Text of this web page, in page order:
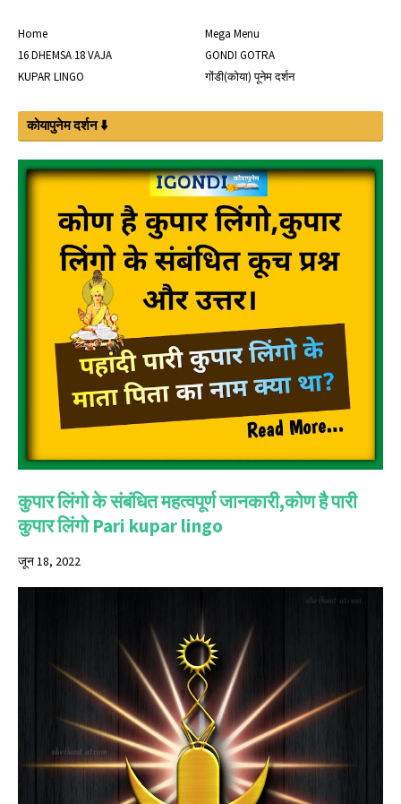
Home
Mega Menu
16 DHEMSA 18 VAJA
GONDI GOTRA
KUPAR LINGO
गोंडी(कोया) पूनेम दर्शन
कोयापुनेम दर्शन ⬇️
कुपार लिंगो के संबंधित महत्वपूर्ण जानकारी,कोण है पारी
कुपार लिंगो Pari kupar lingo
जून 18, 2022